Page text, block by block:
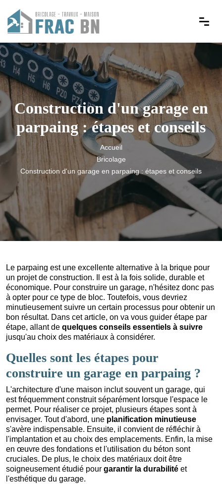
Construction d'un garage en
parpaing : étapes et conseils
Accueil
Bricolage
Construction d'un garage en parpaing : étapes et conseils
Le parpaing est une excellente alternative à la brique pour
un projet de construction. Il est à la fois solide, durable et
économique. Pour construire un garage, n'hésitez donc pas
à opter pour ce type de bloc. Toutefois, vous devriez
minutieusement suivre un certain processus pour obtenir un
bon résultat. Dans cet article, on va vous guider étape par
étape, allant de quelques conseils essentiels à suivre
jusqu'au choix des matériaux à considérer.
Quelles sont les étapes pour
construire un garage en parpaing ?
L'architecture d'une maison inclut souvent un garage, qui
est fréquemment construit séparément lorsque l'espace le
permet. Pour réaliser ce projet, plusieurs étapes sont à
envisager. Tout d'abord, une planification minutieuse
s'avère indispensable. Ensuite, il convient de réfléchir à
l'implantation et au choix des emplacements. Enfin, la mise
en œuvre des fondations et l'utilisation du béton sont
cruciales. De plus, le choix des matériaux doit être
soigneusement étudié pour garantir la durabilité et
l'esthétique du garage.